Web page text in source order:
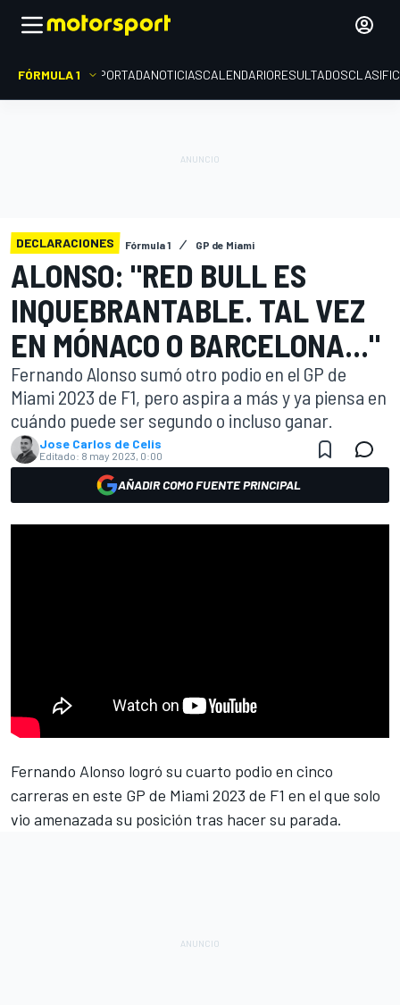
FÓRMULA 1 PORTADANOTICIASCALENDARIORESULTADOS
DECLARACIONES Fórmula 1 GP de Miami
ALONSO: "RED BULL ES
INQUEBRANTABLE. TAL VEZ
EN MÓNACO O BARCELONA..."
Fernando Alonso sumó otro podio en el GP de
Miami 2023 de F1, pero aspira a más y ya piensa en
cuándo puede ser segundo o incluso ganar.
Jose Carlos de Celis
Editado: 8 may 2023, 0:00
AÑADIR COMO FUENTE PRINCIPAL
Fernando Alonso logró su cuarto podio en cinco
carreras en este GP de Miami 2023 de F1 en el que solo
vio amenazada su posición tras hacer su parada.